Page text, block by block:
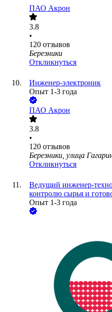
ПАО Акрон
3.8
•
120 отзывов
Березники
Откликнуться
Инженер-электроник
Опыт 1-3 года
ПАО Акрон
3.8
•
120 отзывов
Березники, улица
Откликнуться
Ведущий инженер-
контролю сырья и
Опыт 1-3 года